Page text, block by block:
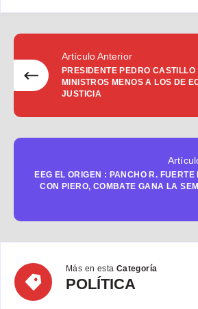
Artículo Anterior
PRESIDENTE PEDRO
MINISTROS MENOS A LOS DE
JUSTICIA
EEG EL ORIGEN : PANCHO R. FUERTE
CON PIERO, COMBATE GANA LA
Más en esta Categoría
POLÍTICA
POLÍTICA